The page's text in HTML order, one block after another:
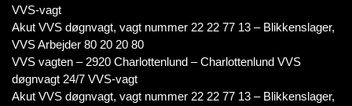
VVS-vagt
Akut VVS døgnvagt, vagt nummer 22 22 77 13 – Blikkenslager,
VVS Arbejder 80 20 20 80
VVS vagten – 2920 Charlottenlund – Charlottenlund VVS
døgnvagt 24/7 VVS-vagt
Akut VVS døgnvagt, vagt nummer 22 22 77 13 – Blikkenslager,